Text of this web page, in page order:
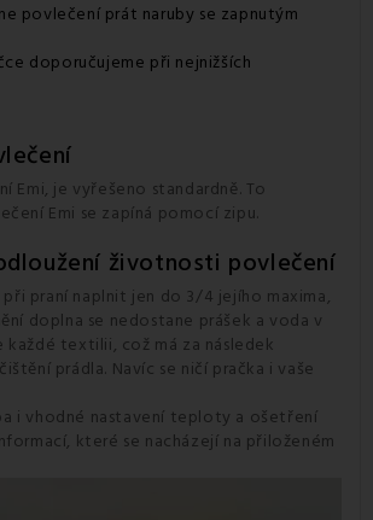
povlečení prát naruby se zapnutým
doporučujeme při nejnižších
Emi, je vyřešeno standardně. To
Emi se zapíná pomocí zipu.
životnosti povlečení
při praní naplnit jen do 3/4 jejího maxima,
doplna se nedostane prášek a voda v
textilii, což má za následek
prádla. Navíc se ničí pračka i vaše
i vhodné nastavení teploty a ošetření
které se nacházejí na přiloženém